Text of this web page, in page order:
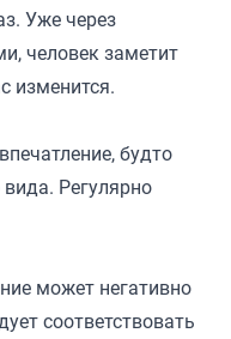
Уже через
человек заметит
изменится.
будто
Регулярно
может негативно
соответствовать